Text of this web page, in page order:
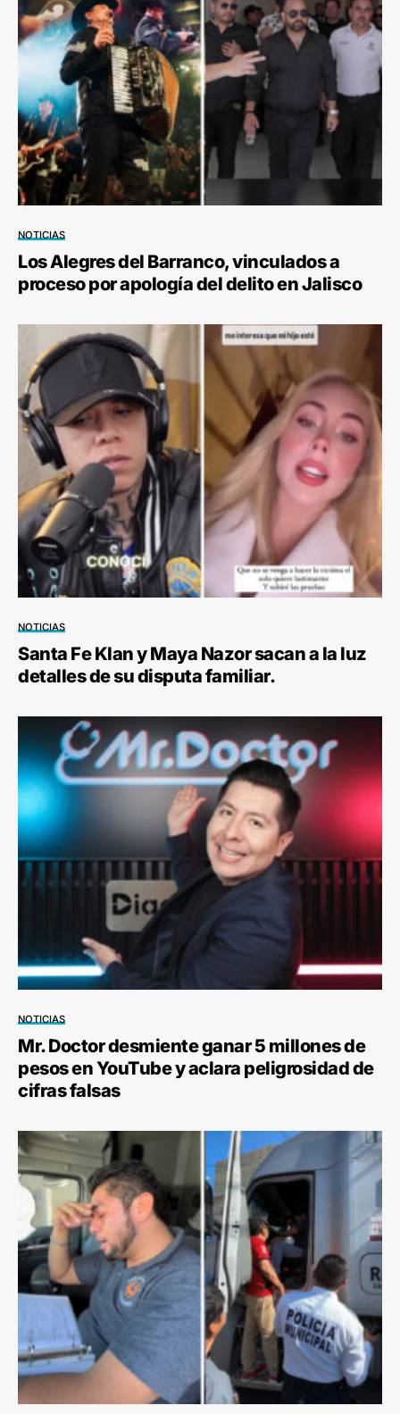
NOTICIAS
Los Alegres del Barranco, vinculados a
proceso por apología del delito en Jalisco
NOTICIAS
Santa Fe Klan y Maya Nazor sacan a la luz
detalles de su disputa familiar.
NOTICIAS
Mr. Doctor desmiente ganar 5 millones de
pesos en YouTube y aclara peligrosidad de
cifras falsas